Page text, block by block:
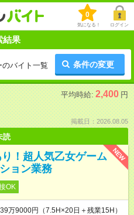
0
気になる！ ログイン
結果
バイト一覧 条件の変更
平均時給: 2,400 円
掲載日：2026.08.05
読
NEW
り！超人気乙女ゲーム
ョン業務
OK
9000円（7.5H×20日＋残業15H）